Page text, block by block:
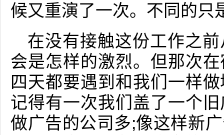
候又重演了一次。不同的只
在没有接触这份工作之
会是怎样的激烈。但那次
四天都要遇到和我们一样
记得有一次我们盖了一个
做广告的公司多;像这样新